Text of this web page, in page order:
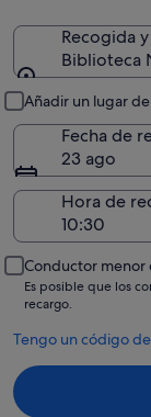
Recogida
Biblioteca
Añadir un lugar
Fecha de
23 ago
Hora de
Conductor menor
Es posible que los
recargo.
Tengo un código